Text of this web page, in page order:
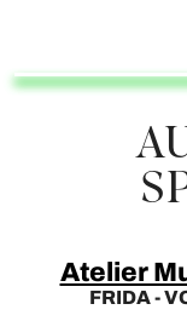
Atelier
FRIDA -